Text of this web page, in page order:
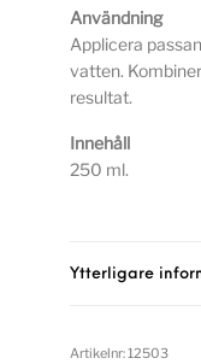
Användning
Applicera
vatten.
resultat.
Innehåll
250 ml.
Ytterligare
Artikelnr:12503